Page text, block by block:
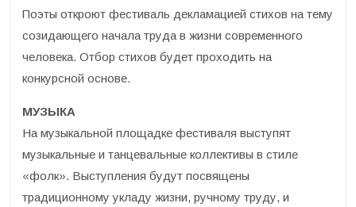
Поэты откроют фестиваль декламацией стихов на тему
созидающего начала труда в жизни современного
человека. Отбор стихов будет проходить на
конкурсной основе.
МУЗЫКА
На музыкальной площадке фестиваля выступят
музыкальные и танцевальные коллективы в стиле
«фолк». Выступления будут посвящены
традиционному укладу жизни, ручному труду, и